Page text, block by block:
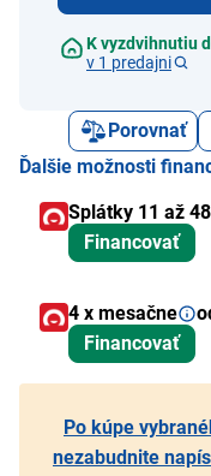
K vyzdvihnutiu
v 1 predajni
Porovnať
Ďalšie možnosti
Splátky 11 až
Financovať
4 x mesačne
Financovať
Po kúpe
nezabudnite